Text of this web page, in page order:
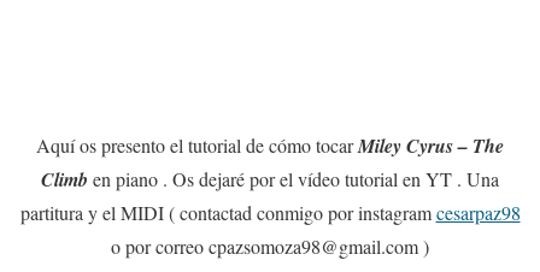
Aquí os presento el tutorial de cómo tocarMiley Cyrus – The
Climb en piano . Os dejaré por el vídeo tutorial en YT . Una
partitura y el MIDI ( contactad conmigo por instagramcesarpaz98
o por correo cpazsomoza98@gmail.com )